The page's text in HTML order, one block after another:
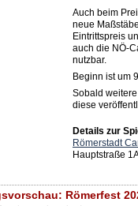
Auch beim
neue
Eintrittspreis
auch die NÖ-
nutzbar.
Beginn ist um
Sobald
diese
Details zur
Römerstadt
Hauptstraße
Römerfest